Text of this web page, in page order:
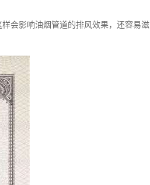
会影响油烟管道的排风效果，还容易滋